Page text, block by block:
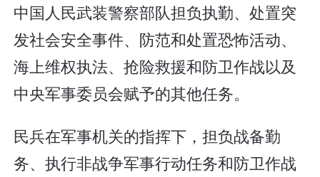
中国人民武装警察部队担负执勤、处置突
发社会安全事件、防范和处置恐怖活动、
海上维权执法、抢险救援和防卫作战以及
中央军事委员会赋予的其他任务。
民兵在军事机关的指挥下，担负战备勤
务、执行非战争军事行动任务和防卫作战